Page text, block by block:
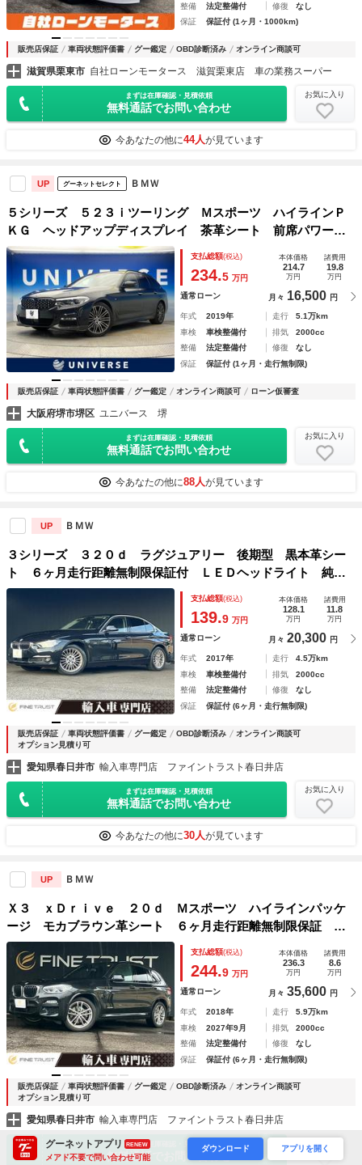
整備
法定整備付 修復
なし
保証
保証付 (1ヶ月・1000km)
販売店保証 車両状態評価書 グー鑑定 OBD診断済み オンライン商談可
滋賀県栗東市 自社ローンモータース 滋賀栗東店 車の業務スーパー
まずは在庫確認・見積依頼
無料通話でお問い合わせ
お気に入り
今あなたの他に44人が見ています
UP グーネットセレクト ＢＭＷ
５シリーズ ５２３ｉツーリング Ｍスポーツ ハイラインＰ
ＫＧ ヘッドアップディスプレイ 茶革シート 前席パワーシ
ート 全席シートヒーター ＬＥＤヘッドライト オートハイ
ビーム 全周囲カメラ 純正ＨＤＤナビ 地デジＴＶ 電動リ
アゲート 禁煙車
支払総額(税込)
234.5 万円
本体価格
214.7
万円
諸費用
19.8
万円
通常ローン 月々 16,500 円
年式 2019年 走行
5.1万km
車検
車検整備付 排気
2000cc
整備
法定整備付 修復
なし
保証
保証付 (1ヶ月・走行無制限)
販売店保証 車両状態評価書 グー鑑定 オンライン商談可 ローン仮審査
大阪府堺市堺区 ユニバース 堺
まずは在庫確認・見積依頼
無料通話でお問い合わせ
お気に入り
今あなたの他に88人が見ています
UP ＢＭＷ
３シリーズ ３２０ｄ ラグジュアリー 後期型 黒本革シー
ト ６ヶ月走行距離無制限保証付 ＬＥＤヘッドライト 純正
８．８インチナビ 禁煙車 アダプティブクルーズコントロー
ル バックカメラ インテリジェントセーフティ シートヒー
支払総額(税込)
139.9 万円
本体価格
128.1
万円
諸費用
11.8
万円
通常ローン 月々 20,300 円
年式 2017年 走行
4.5万km
車検
車検整備付 排気
2000cc
整備
法定整備付 修復
なし
保証
保証付 (6ヶ月・走行無制限)
販売店保証 車両状態評価書 グー鑑定 OBD診断済み
オンライン商談可
オプション見積り可
愛知県春日井市 輸入車専門店 ファイントラスト春日井店
まずは在庫確認・見積依頼
無料通話でお問い合わせ
お気に入り
今あなたの他に30人が見ています
UP ＢＭＷ
Ｘ３ ｘＤｒｉｖｅ ２０ｄ Ｍスポーツ ハイラインパッケ
ージ モカブラウン革シート ６ヶ月走行距離無制限保証 ア
ラウンドビューモニター 純正１０．２５インチナビ 禁煙
車 パワーバックドア ＬＥＤヘッドライト フルセグＴＶ
全席シートヒーター
支払総額(税込)
244.9 万円
本体価格
236.3
万円
諸費用
8.6
万円
通常ローン 月々 35,600 円
年式 2018年 走行
5.9万km
車検
2027年9月 排気
2000cc
整備
法定整備付 修復
なし
保証
保証付 (6ヶ月・走行無制限)
販売店保証 車両状態評価書 グー鑑定 OBD診断済み
オンライン商談可
オプション見積り可
愛知県春日井市 輸入車専門店 ファイントラスト春日井店
まずは在庫確認・見積依頼
無料通話でお問い合わせ
お気に入り
グーネットアプリ RENEW
メアド不要で問い合わせ可能
ダウンロード アプリを開く